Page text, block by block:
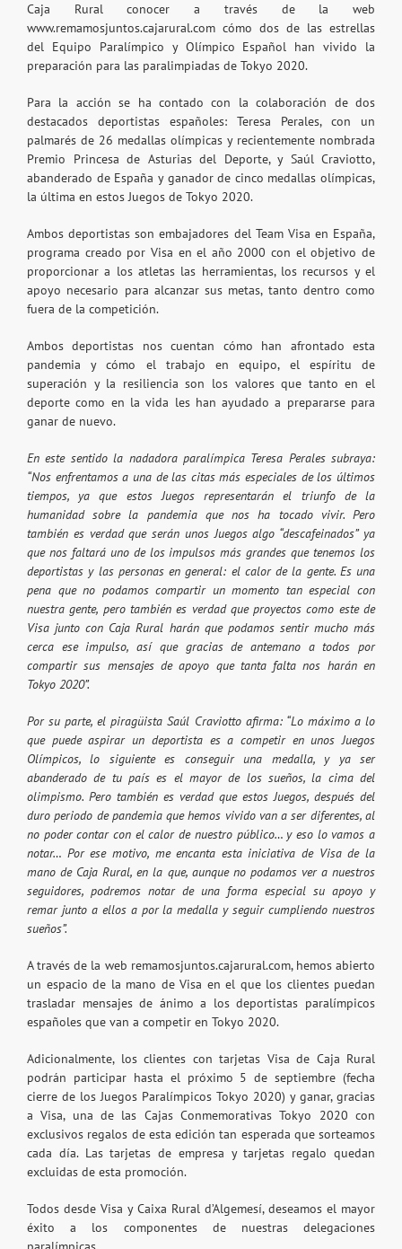
Caja Rural conocer a través de la web
www.remamosjuntos.cajarural.com cómo dos de las estrellas
del Equipo Paralímpico y Olímpico Español han vivido la
preparación para las paralimpiadas de Tokyo 2020.
Para la acción se ha contado con la colaboración de dos
destacados deportistas españoles: Teresa Perales, con un
palmarés de 26 medallas olímpicas y recientemente nombrada
Premio Princesa de Asturias del Deporte, y Saúl Craviotto,
abanderado de España y ganador de cinco medallas olímpicas,
la última en estos Juegos de Tokyo 2020.
Ambos deportistas son embajadores del Team Visa en España,
programa creado por Visa en el año 2000 con el objetivo de
proporcionar a los atletas las herramientas, los recursos y el
apoyo necesario para alcanzar sus metas, tanto dentro como
fuera de la competición.
Ambos deportistas nos cuentan cómo han afrontado esta
pandemia y cómo el trabajo en equipo, el espíritu de
superación y la resiliencia son los valores que tanto en el
deporte como en la vida les han ayudado a prepararse para
ganar de nuevo.
En este sentido la nadadora paralímpica Teresa Perales subraya:
“Nos enfrentamos a una de las citas más especiales de los últimos
tiempos, ya que estos Juegos representarán el triunfo de la
humanidad sobre la pandemia que nos ha tocado vivir. Pero
también es verdad que serán unos Juegos algo “descafeinados” ya
que nos faltará uno de los impulsos más grandes que tenemos los
deportistas y las personas en general: el calor de la gente. Es una
pena que no podamos compartir un momento tan especial con
nuestra gente, pero también es verdad que proyectos como este de
Visa junto con Caja Rural harán que podamos sentir mucho más
cerca ese impulso, así que gracias de antemano a todos por
compartir sus mensajes de apoyo que tanta falta nos harán en
Tokyo 2020”.
Por su parte, el piragüista Saúl Craviotto afirma: “Lo máximo a lo
que puede aspirar un deportista es a competir en unos Juegos
Olímpicos, lo siguiente es conseguir una medalla, y ya ser
abanderado de tu país es el mayor de los sueños, la cima del
olimpismo. Pero también es verdad que estos Juegos, después del
duro periodo de pandemia que hemos vivido van a ser diferentes, al
no poder contar con el calor de nuestro público… y eso lo vamos a
notar… Por ese motivo, me encanta esta iniciativa de Visa de la
mano de Caja Rural, en la que, aunque no podamos ver a nuestros
seguidores, podremos notar de una forma especial su apoyo y
remar junto a ellos a por la medalla y seguir cumpliendo nuestros
sueños”.
A través de la web remamosjuntos.cajarural.com, hemos abierto
un espacio de la mano de Visa en el que los clientes puedan
trasladar mensajes de ánimo a los deportistas paralímpicos
españoles que van a competir en Tokyo 2020.
Adicionalmente, los clientes con tarjetas Visa de Caja Rural
podrán participar hasta el próximo 5 de septiembre (fecha
cierre de los Juegos Paralímpicos Tokyo 2020) y ganar, gracias
a Visa, una de las Cajas Conmemorativas Tokyo 2020 con
exclusivos regalos de esta edición tan esperada que sorteamos
cada día. Las tarjetas de empresa y tarjetas regalo quedan
excluidas de esta promoción.
Todos desde Visa y Caixa Rural d’Algemesí, deseamos el mayor
éxito a los componentes de nuestras delegaciones